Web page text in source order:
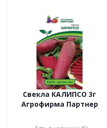
Свекла КАЛИПСО 3г
Агрофирма Партнер